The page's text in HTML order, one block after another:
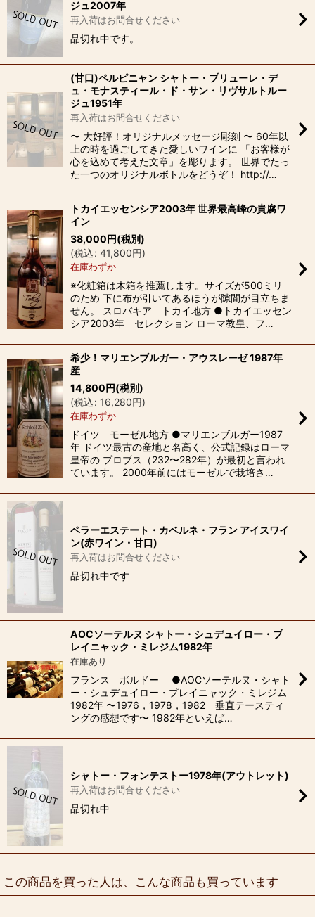
ジュ2007年
再入荷はお問合せください
品切れ中です。
(甘口)ペルピニャン シャトー・プリューレ・デ
ュ・モナスティール・ド・サン・リヴサルトルー
ジュ1951年
再入荷はお問合せください
〜 大好評！オリジナルメッセージ彫刻 〜 60年以
上の時を過ごしてきた愛しいワインに 「お客様が
心を込めて考えた文章」を彫ります。 世界でたっ
た一つのオリジナルボトルをどうぞ！ http://…
トカイエッセンシア2003年 世界最高峰の貴腐ワ
イン
38,000円(税別)
(税込: 41,800円)
在庫わずか
※化粧箱は木箱を推薦します。サイズが500ミリ
のため 下に布が引いてあるほうが隙間が目立ちま
せん。 スロバキア トカイ地方 ●トカイエッセン
シア2003年 セレクション ローマ教皇、フ…
希少！マリエンブルガー・アウスレーゼ 1987年
産
14,800円(税別)
(税込: 16,280円)
在庫わずか
ドイツ モーゼル地方 ●マリエンブルガー1987
年 ドイツ最古の産地と名高く、公式記録はローマ
皇帝の プロブス（232〜282年）が最初と言われ
ています。 2000年前にはモーゼルで栽培さ…
ペラーエステート・カベルネ・フラン アイスワイ
ン(赤ワイン・甘口)
再入荷はお問合せください
品切れ中です
AOCソーテルヌ シャトー・シュデュイロー・プ
レイニャック・ミレジム1982年
在庫あり
フランス ボルドー ●AOCソーテルヌ・シャト
ー・シュデュイロー・プレイニャック・ミレジム
1982年 〜1976，1978，1982 垂直テースティ
ングの感想です〜 1982年といえば…
シャトー・フォンテストー1978年(アウトレット)
再入荷はお問合せください
品切れ中
この商品を買った人は、こんな商品も買っています